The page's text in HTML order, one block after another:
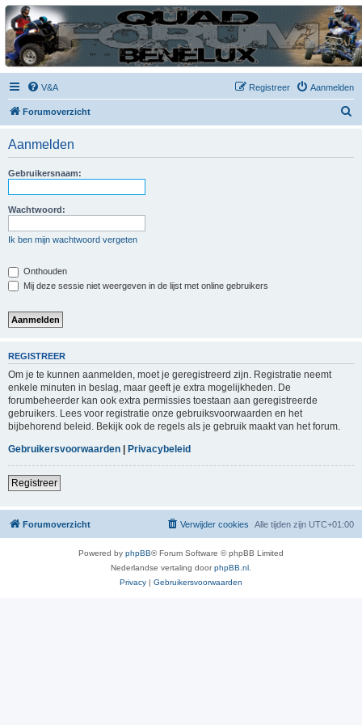
| QFB |
Hét quadforum van de Benelux
V&A Aanmelden
Registreer
Forumoverzicht
Aanmelden
Gebruikersnaam:
Wachtwoord:
Ik ben mijn wachtwoord vergeten
Onthouden
Mij deze sessie niet weergeven in de lijst met online gebruikers
REGISTREER
Om je te kunnen aanmelden, moet je geregistreerd zijn. Registratie neemt
enkele minuten in beslag, maar geeft je extra mogelijkheden. De
forumbeheerder kan ook extra permissies toestaan aan geregistreerde
gebruikers. Lees voor registratie onze gebruiksvoorwaarden en het
bijbehorend beleid. Bekijk ook de regels als je gebruik maakt van het forum.
Gebruikersvoorwaarden | Privacybeleid
Registreer
Forumoverzicht Alle tijden zijn UTC+01:00
Verwijder cookies
Powered by phpBB® Forum Software © phpBB Limited
Nederlandse vertaling doorphpBB.nl
Privacy | Gebruikersvoorwaarden